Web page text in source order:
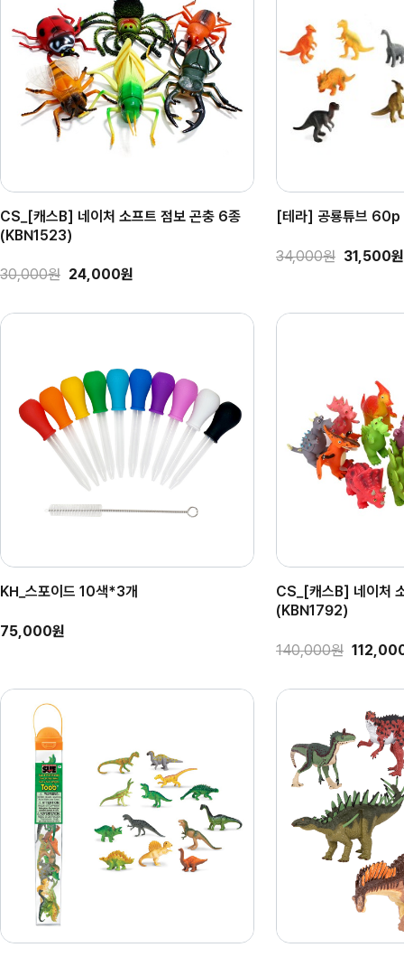
CS_[캐스B] 네이처 소프트 점보 곤충 6종
(KBN1523)
30,000원 24,000원
[테라] 공룡튜브 60p
34,000원 31,500원
KH_스포이드 10색*3개
75,000원
CS_[캐스B] 네이처
(KBN1792)
140,000원